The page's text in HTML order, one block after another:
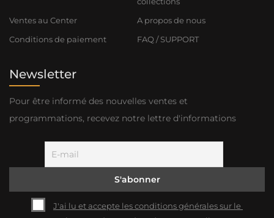
Ventes au Center
A propos de nous
Conditions de paiement
FAQ / SUPPORT
Newsletter
Pour être informé des nouvelles ventes et
programmations, recevez notre lettre d'informations
J'ai lu et accepte les conditions générales sur le